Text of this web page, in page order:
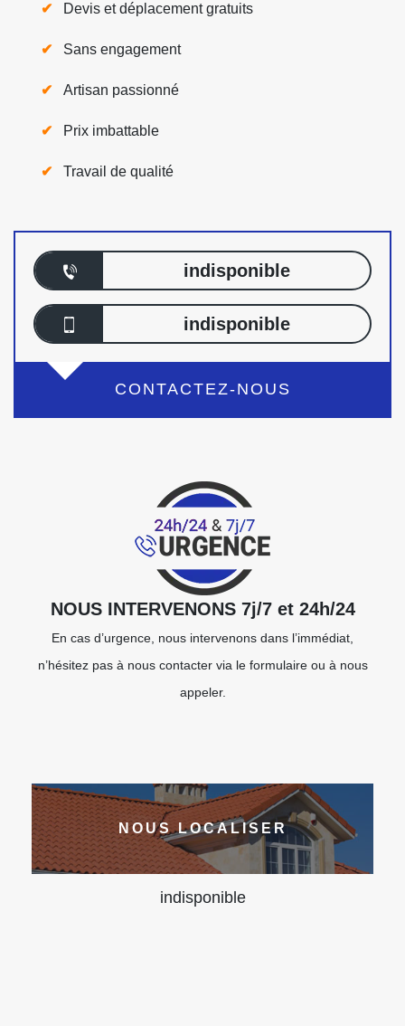
Devis et déplacement gratuits
Sans engagement
Artisan passionné
Prix imbattable
Travail de qualité
indisponible
indisponible
CONTACTEZ-NOUS
NOUS INTERVENONS 7j/7 et 24h/24
En cas d’urgence, nous intervenons dans l’immédiat,
n’hésitez pas à nous contacter via le formulaire ou à nous
appeler.
NOUS LOCALISER
indisponible